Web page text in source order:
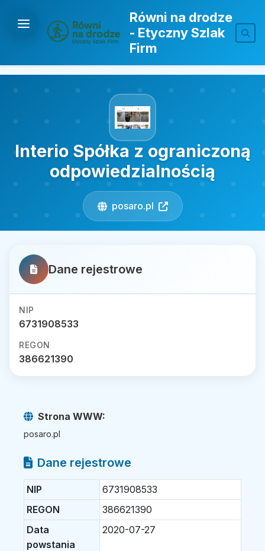
Równi na drodze
- Etyczny Szlak
Firm
Interio Spółka z ograniczoną
odpowiedzialnością
posaro.pl
Dane rejestrowe
NIP
6731908533
REGON
386621390
Strona WWW:
posaro.pl
Dane rejestrowe
NIP
6731908533
REGON
386621390
Data
powstania
2020-07-27